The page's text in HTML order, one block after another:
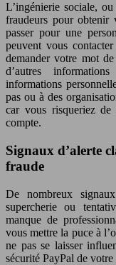
L’ingénierie sociale,
fraudeurs pour obtenir
passer pour une
peuvent vous
demander votre mot
d’autres
informations
pas ou à des
car vous risqueriez de
compte.
Signaux d’alerte
fraude
De nombreux
supercherie ou
manque de
vous mettre la puce à
ne pas se laisser
sécurité PayPal de